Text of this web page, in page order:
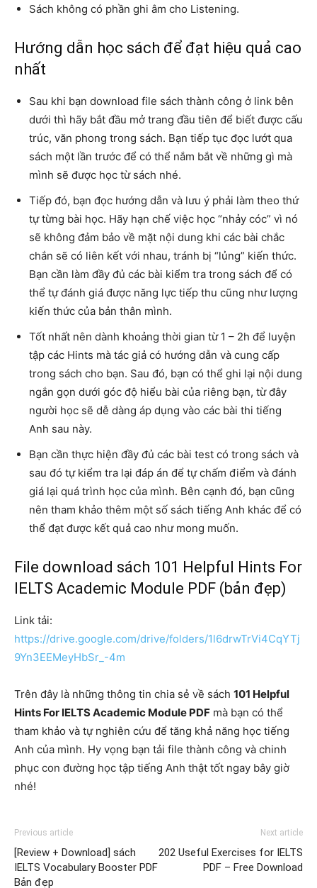
Sách không có phần ghi âm cho Listening.
Hướng dẫn học sách để đạt hiệu quả cao
nhất
Sau khi bạn download file sách thành công ở link bên
dưới thì hãy bắt đầu mở trang đầu tiên để biết được cấu
trúc, văn phong trong sách. Bạn tiếp tục đọc lướt qua
sách một lần trước để có thể nắm bắt về những gì mà
mình sẽ được học từ sách nhé.
Tiếp đó, bạn đọc hướng dẫn và lưu ý phải làm theo thứ
tự từng bài học. Hãy hạn chế việc học “nhảy cóc” vì nó
sẽ không đảm bảo về mặt nội dung khi các bài chắc
chắn sẽ có liên kết với nhau, tránh bị “lủng” kiến thức.
Bạn cần làm đầy đủ các bài kiểm tra trong sách để có
thể tự đánh giá được năng lực tiếp thu cũng như lượng
kiến thức của bản thân mình.
Tốt nhất nên dành khoảng thời gian từ 1 – 2h để luyện
tập các Hints mà tác giả có hướng dẫn và cung cấp
trong sách cho bạn. Sau đó, bạn có thể ghi lại nội dung
ngắn gọn dưới góc độ hiểu bài của riêng bạn, từ đây
người học sẽ dễ dàng áp dụng vào các bài thi tiếng
Anh sau này.
Bạn cần thực hiện đầy đủ các bài test có trong sách và
sau đó tự kiểm tra lại đáp án để tự chấm điểm và đánh
giá lại quá trình học của mình. Bên cạnh đó, bạn cũng
nên tham khảo thêm một số sách tiếng Anh khác để có
thể đạt được kết quả cao như mong muốn.
File download sách 101 Helpful Hints For
IELTS Academic Module PDF (bản đẹp)
Link tải:
https://drive.google.com/drive/folders/1l6drwTrVi4CqYTj
9Yn3EEMeyHbSr_-4m
Trên đây là những thông tin chia sẻ về sách 101 Helpful
Hints For IELTS Academic Module PDF mà bạn có thể
tham khảo và tự nghiên cứu để tăng khả năng học tiếng
Anh của mình. Hy vọng bạn tải file thành công và chinh
phục con đường học tập tiếng Anh thật tốt ngay bây giờ
nhé!
Previous article
[Review + Download] sách
IELTS Vocabulary Booster PDF
Bản đẹp
Next article
202 Useful Exercises for IELTS
PDF – Free Download